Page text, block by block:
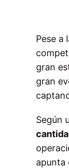
Pese a
gran
gran
Según
apunta